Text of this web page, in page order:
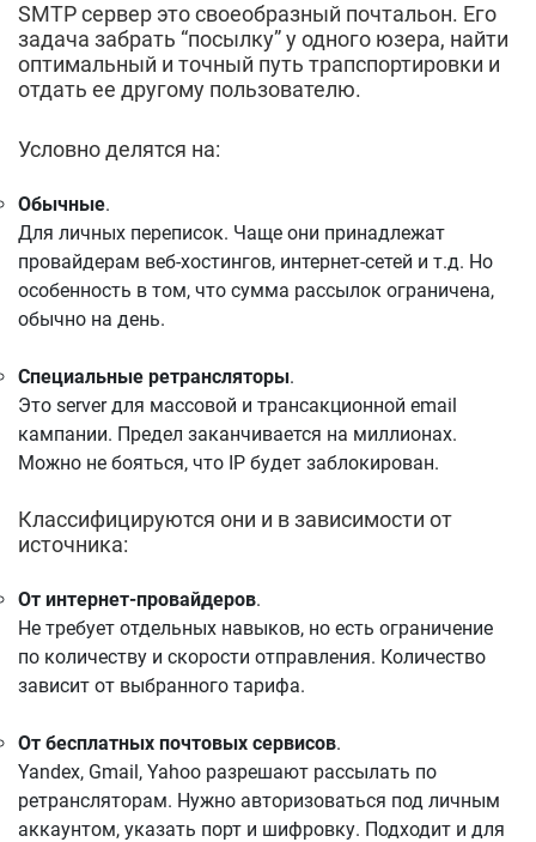
SMTP сервер это своеобразный почтальон. Его
задача забрать “посылку” у одного юзера, найти
оптимальный и точный путь трапспортировки и
отдать ее другому пользователю.
Условно делятся на:
Обычные.
Для личных переписок. Чаще они принадлежат
провайдерам веб-хостингов, интернет-сетей и т.д. Но
особенность в том, что сумма рассылок ограничена,
обычно на день.
Специальные ретрансляторы.
Это server для массовой и трансакционной email
кампании. Предел заканчивается на миллионах.
Можно не бояться, что IP будет заблокирован.
Классифицируются они и в зависимости от
источника:
От интернет-провайдеров.
Не требует отдельных навыков, но есть ограничение
по количеству и скорости отправления. Количество
зависит от выбранного тарифа.
От бесплатных почтовых сервисов.
Yandex, Gmail, Yahoo разрешают рассылать по
ретрансляторам. Нужно авторизоваться под личным
аккаунтом, указать порт и шифровку. Подходит и для